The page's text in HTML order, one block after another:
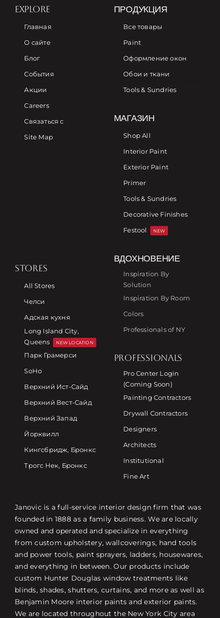
EXPLORE
Главная
О сайте
Блог
События
Акции
Careers
Связаться с
Site Map
ПРОДУКЦИЯ
Все товары
Paint
Оформление окон
Обои и ткани
Tools & Sundries
МАГАЗИН
Shop All
Interior Paint
Exterior Paint
Primer
Tools & Sundries
Decorative Finishes
Festool
NEW
STORES
All Stores
Челси
Адская кухня
Long Island City,
Queens
NEW LOCATION
Парк Грамерси
SoHo
Верхний Ист-Сайд
Верхний Вест-Сайд
Верхний Запад
Йорквилл
Кингсбридж, Бронкс
Трогс Нек, Бронкс
ВДОХНОВЕНИЕ
Inspiration By
Solution
Inspiration By Room
Colors
Professionals of NY
PROFESSIONALS
Pro Center Login
(Coming Soon)
Painting Contractors
Drywall Contractors
Designers
Architects
Institutional
Fine Art
Janovic is a full-service interior design firm that was
founded in 1888 as a family business. We are locally
owned and operated and specialize in everything
from custom upholstery, wallcoverings, hand tools
and power tools, paint sprayers, ladders, housewares,
and everything in between. Our products include
custom Hunter Douglas window treatments like
blinds, shades, shutters, curtains, and more as well as
Benjamin Moore interior paints and exterior paints.
We are located throughout the New York City area